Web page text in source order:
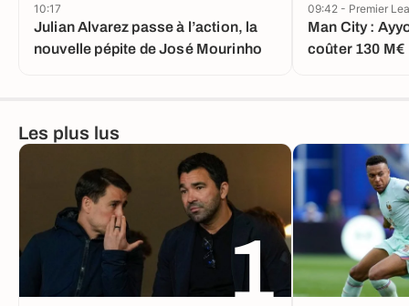
Julian Alvarez passe à l’action, la
nouvelle pépite de José Mourinho
10:17
Man City :
coûter 130 M€
09:42 - Premier
Les plus lus
1